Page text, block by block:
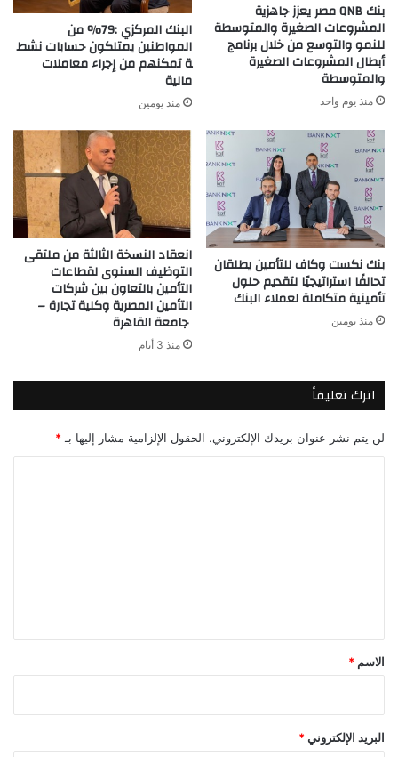
بنك QNB مصر يعزز جاهزية
المشروعات الصغيرة والمتوسطة
للنمو والتوسع من خلال برنامج
أبطال المشروعات الصغيرة
والمتوسطة
منذ يوم واحد
البنك المركزي :79% من
المواطنين يمتلكون حسابات نشط
ة تمكنهم من إجراء معاملات
مالية
منذ يومين
بنك نكست وكاف للتأمين يطلقان
تحالفًا استراتيجيًا لتقديم حلول
تأمينية متكاملة لعملاء البنك
منذ يومين
انعقاد النسخة الثالثة من ملتقى
التوظيف السنوى لقطاعات
التأمين بالتعاون بين شركات
التأمين المصرية وكلية تجارة –
جامعة القاهرة
منذ 3 أيام
اترك تعليقاً
لن يتم نشر عنوان بريدك الإلكتروني. الحقول الإلزامية مشار إليها بـ *
*
الاسم *
البريد الإلكتروني *